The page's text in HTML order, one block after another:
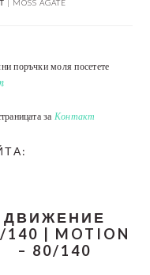
MOSS AGATE
поръчки моля посетете
за Контакт
ДВИЖЕНИЕ
140 | MOTION
– 80/140